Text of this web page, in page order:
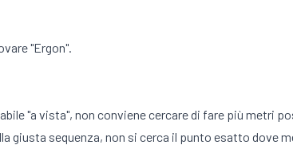
"Ergon".
"a vista", non conviene cercare di fare più metri
giusta sequenza, non si cerca il punto esatto dove